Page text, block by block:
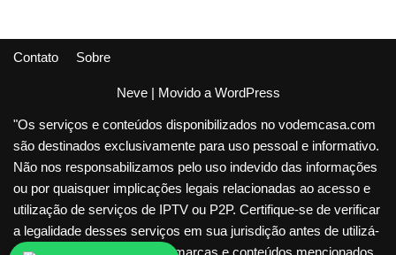
Contato Sobre
Neve| Movido a WordPress
"Os serviços e conteúdos disponibilizados no vodemcasa.com
são destinados exclusivamente para uso pessoal e informativo.
Não nos responsabilizamos pelo uso indevido das informações
ou por quaisquer implicações legais relacionadas ao acesso e
utilização de serviços de IPTV ou P2P. Certifique-se de verificar
a legalidade desses serviços em sua jurisdição antes de utilizá-
los. Todos os direitos sobre marcas e conteúdos mencionados